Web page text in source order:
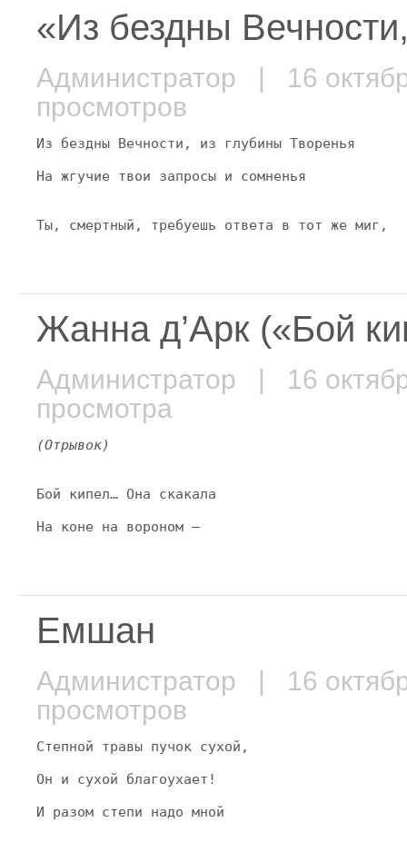
«Из бездны
Администратор | 16
просмотров
Из бездны Вечности, из глубины Творенья
На жгучие твои запросы и сомненья
Ты, смертный, требуешь ответа в тот же миг,
Жанна д’Арк («Бой
Администратор | 16
просмотра
(Отрывок)
Бой кипел… Она скакала
На коне на вороном —
Емшан
Администратор | 16
просмотров
Степной травы пучок сухой,
Он и сухой благоухает!
И разом степи надо мной